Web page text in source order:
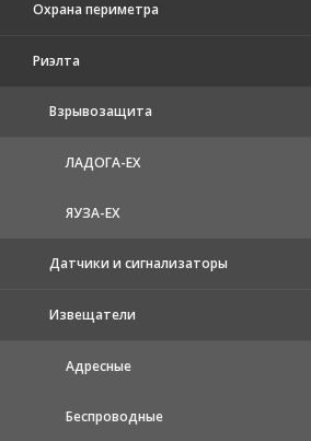
Охрана периметра
Риэлта
Взрывозащита
ЛАДОГА-EX
ЯУЗА-ЕХ
Датчики и сигнализаторы
Извещатели
Адресные
Беспроводные